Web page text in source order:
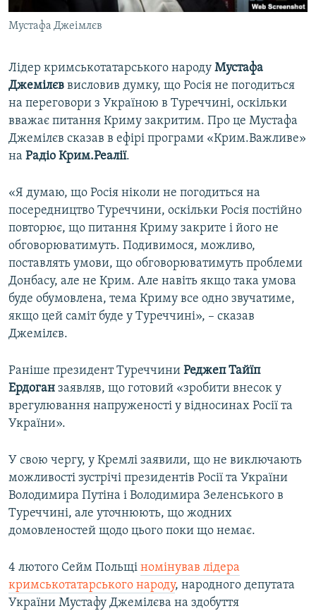
УКРАЇНСЬКА ПРОБЛЕМА КРИМУ
ІНФОГРАФІКА
ДОЛУЧАЙСЯ!
Усі сайти RFE/RL
Мустафа Джеімлєв
Лідер кримськотатарського народу Мустафа
Джемілєв висловив думку, що Росія не погодиться
на переговори з Україною в Туреччині, оскільки
вважає питання Криму закритим. Про це Мустафа
Джемілєв сказав в ефірі програми «Крим.Важливе»
на Радіо Крим.Реалії.
«Я думаю, що Росія ніколи не погодиться на
посередництво Туреччини, оскільки Росія постійно
повторює, що питання Криму закрите і його не
обговорюватимуть. Подивимося, можливо,
поставлять умови, що обговорюватимуть проблеми
Донбасу, але не Крим. Але навіть якщо така умова
буде обумовлена, тема Криму все одно звучатиме,
якщо цей саміт буде у Туреччині», – сказав
Джемілєв.
Раніше президент Туреччини Реджеп Тайїп
Ердоган заявляв, що готовий «зробити внесок у
врегулювання напруженості у відносинах Росії та
України».
У свою чергу, у Кремлі заявили, що не виключають
можливості зустрічі президентів Росії та України
Володимира Путіна і Володимира Зеленського в
Туреччині, але уточнюють, що жодних
домовленостей щодо цього поки що немає.
4 лютого Сейм Польщі номінував лідера
кримськотатарського народу, народного депутата
України Мустафу Джемілєва на здобуття